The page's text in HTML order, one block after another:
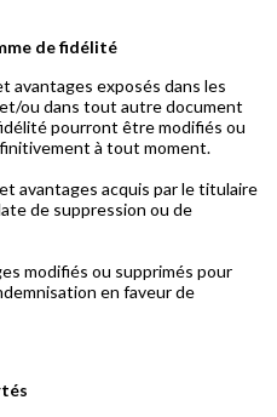
de fidélité
avantages exposés dans les
ou dans tout autre document
pourront être modifiés ou
à tout moment.
avantages acquis par le titulaire
de suppression ou de
modifiés ou supprimés pour
en faveur de